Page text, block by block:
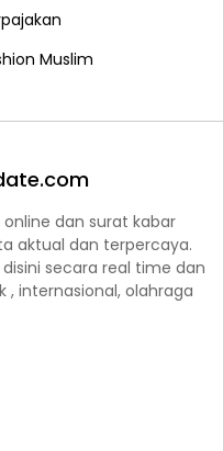
Muslim
dan surat kabar
aktual dan terpercaya.
secara real time dan
, internasional, olahraga